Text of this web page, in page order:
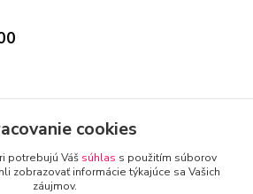
cookies
potrebujú Váš súhlas s použitím súborov
zobrazovať informácie týkajúce sa Vašich
záujmov.